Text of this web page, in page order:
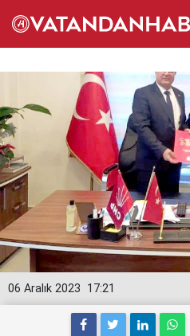
17:21
06 Aralık 2023